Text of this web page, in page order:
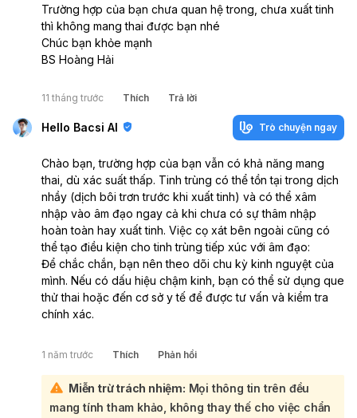
Trường hợp của bạn chưa quan hệ trong, chưa xuất tinh
thì không mang thai được bạn nhé
Chúc bạn khỏe mạnh
BS Hoàng Hải
11 tháng trước Thích Trả lời
Hello Bacsi AI Trò chuyện ngay
Chào bạn, trường hợp của bạn vẫn có khả năng mang
thai, dù xác suất thấp. Tinh trùng có thể tồn tại trong dịch
nhầy (dịch bôi trơn trước khi xuất tinh) và có thể xâm
nhập vào âm đạo ngay cả khi chưa có sự thâm nhập
hoàn toàn hay xuất tinh. Việc cọ xát bên ngoài cũng có
thể tạo điều kiện cho tinh trùng tiếp xúc với âm đạo:
Để chắc chắn, bạn nên theo dõi chu kỳ kinh nguyệt của
mình. Nếu có dấu hiệu chậm kinh, bạn có thể sử dụng que
thử thai hoặc đến cơ sở y tế để được tư vấn và kiểm tra
chính xác.
1 năm trước Thích Phản hồi
Miễn trừ trách nhiệm: Mọi thông tin trên đều
mang tính tham khảo, không thay thế cho việc chẩn